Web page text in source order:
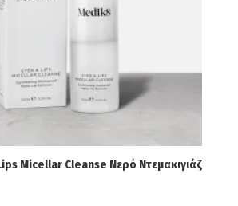
Micellar Cleanse Νερό Ντεμακιγιάζ